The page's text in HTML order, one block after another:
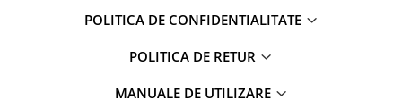
POLITICA DE CONFIDENTIALITATE
POLITICA DE RETUR
MANUALE DE UTILIZARE